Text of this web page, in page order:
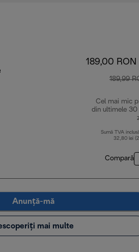
189,00 RON
189,99
Cel mai mic
din ultimele 30
Sumă TVA
32,80 lei
Compară
Anunță-mă
mai multe